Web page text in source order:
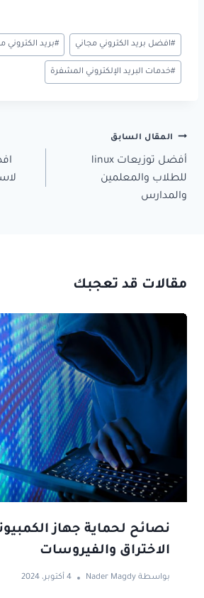
وسوم
المقال:
#افضل بريد الكتروني مجاني #بريد الكتروني
#خدمات البريد الإلكتروني المشفرة
تصفّح
المقالات
المقال السابق
أفضل توزيعات linux
للطلاب والمعلمين
والمدارس
مقالات قد تعجبك
نصائح لحماية جهاز
الاختراق والفيروسات
بواسطة Nader Magdy 4 أكتوبر، 2024